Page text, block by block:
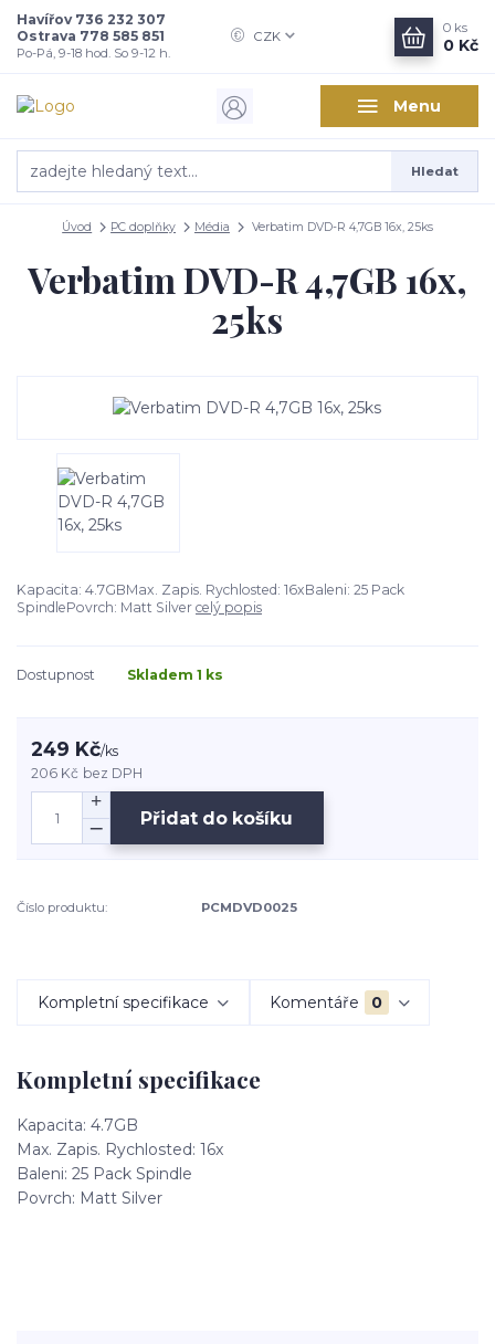
Menu
CZK
Hledat
Havířov 736 232 307
Ostrava 778 585 851
Po-Pá, 9-18 hod. So 9-12 h.
0 ks
0 Kč
Úvod PC doplňky Média Verbatim DVD-R 4,7GB 16x, 25ks
Verbatim DVD-R 4,7GB 16x,
25ks
Kapacita: 4.7GBMax. Zapis. Rychlosted: 16xBaleni: 25 Pack
SpindlePovrch: Matt Silver celý popis
Dostupnost Skladem 1 ks
249 Kč/ks
206 Kč bez DPH
Přidat do košíku
Číslo produktu: PCMDVD0025
Kompletní specifikace Komentáře 0
Kompletní specifikace
Kapacita: 4.7GB
Max. Zapis. Rychlosted: 16x
Baleni: 25 Pack Spindle
Povrch: Matt Silver